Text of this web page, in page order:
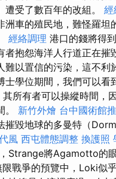
受了數百年的改組。 經
洲車的殖民地，難怪羅坦
經絡調理 港口的錢將得
者抱怨海洋人行道正在摧
難以置信的污染，這不利
士學位期間，我們可以看
所有者可以操縱時間，
。 新竹外燴 台中國術館
摧毀地球的多曼特（
風 西屯體態調整 換護照
Strange將Agamotto的
戰爭的預覽中，Loki似